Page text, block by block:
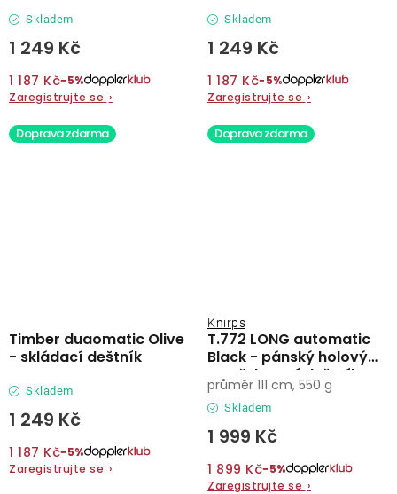
Skladem
1 249 Kč
1 187 Kč−5%
Zaregistrujte se ›
Skladem
1 249 Kč
1 187 Kč−5%
Zaregistrujte se ›
Doprava zdarma
Timber duaomatic Olive
- skládací deštník
Skladem
1 249 Kč
1 187 Kč−5%
Zaregistrujte se ›
Doprava zdarma
T.772 LONG automatic
Black - pánský holový
vystřelovací deštník
Knirps
Skladem
1 999 Kč
1 899 Kč−5%
Zaregistrujte se ›
průměr 111 cm, 550 g